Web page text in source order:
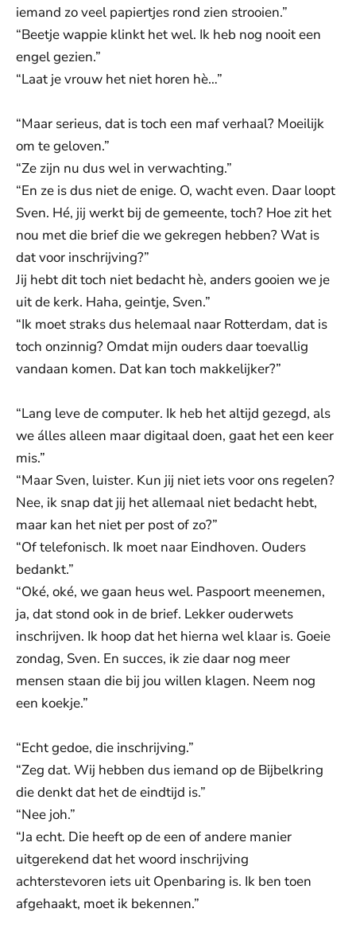
iemand zo veel papiertjes rond zien strooien.”
“Beetje wappie klinkt het wel. Ik heb nog nooit een
engel gezien.”
“Laat je vrouw het niet horen hè…”
“Maar serieus, dat is toch een maf verhaal? Moeilijk
om te geloven.”
“Ze zijn nu dus wel in verwachting.”
“En ze is dus niet de enige. O, wacht even. Daar loopt
Sven. Hé, jij werkt bij de gemeente, toch? Hoe zit het
nou met die brief die we gekregen hebben? Wat is
dat voor inschrijving?”
Jij hebt dit toch niet bedacht hè, anders gooien we je
uit de kerk. Haha, geintje, Sven.”
“Ik moet straks dus helemaal naar Rotterdam, dat is
toch onzinnig? Omdat mijn ouders daar toevallig
vandaan komen. Dat kan toch makkelijker?”
“Lang leve de computer. Ik heb het altijd gezegd, als
we álles alleen maar digitaal doen, gaat het een keer
mis.”
“Maar Sven, luister. Kun jij niet iets voor ons regelen?
Nee, ik snap dat jij het allemaal niet bedacht hebt,
maar kan het niet per post of zo?”
“Of telefonisch. Ik moet naar Eindhoven. Ouders
bedankt.”
“Oké, oké, we gaan heus wel. Paspoort meenemen,
ja, dat stond ook in de brief. Lekker ouderwets
inschrijven. Ik hoop dat het hierna wel klaar is. Goeie
zondag, Sven. En succes, ik zie daar nog meer
mensen staan die bij jou willen klagen. Neem nog
een koekje.”
“Echt gedoe, die inschrijving.”
“Zeg dat. Wij hebben dus iemand op de Bijbelkring
die denkt dat het de eindtijd is.”
“Nee joh.”
“Ja echt. Die heeft op de een of andere manier
uitgerekend dat het woord inschrijving
achterstevoren iets uit Openbaring is. Ik ben toen
afgehaakt, moet ik bekennen.”